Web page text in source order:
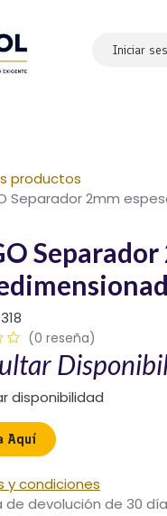
Iniciar
productos
Separador 2mm
(0 reseña)
disponibilidad
Aquí​
y condiciones
de devolución de 30